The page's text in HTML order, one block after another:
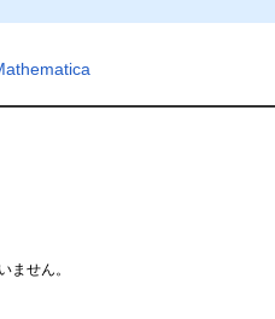
ません。